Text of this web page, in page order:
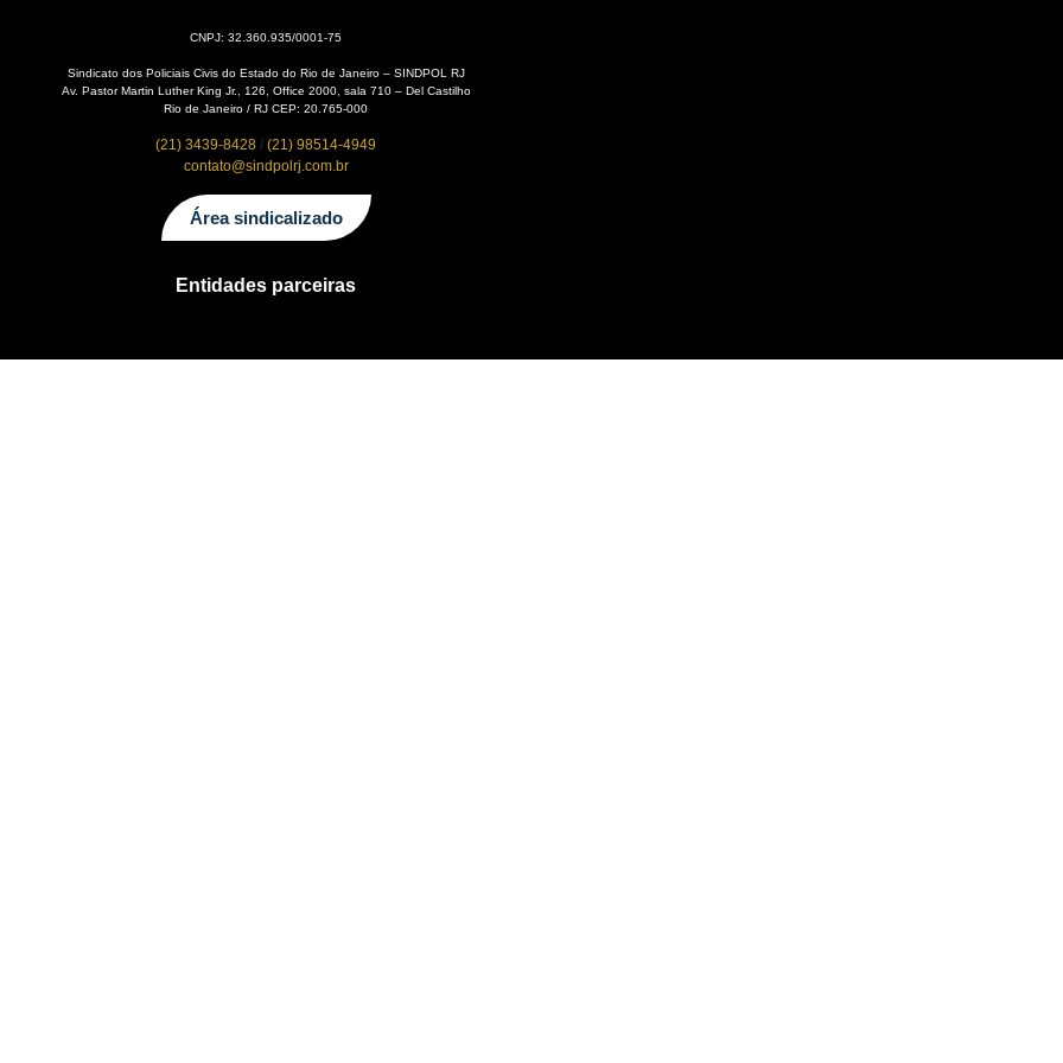
CNPJ: 32.360.935/0001-75
Sindicato dos Policiais Civis do Estado do Rio de Janeiro – SINDPOL RJ
Av. Pastor Martin Luther King Jr., 126, Office 2000, sala 710 – Del Castilho
Rio de Janeiro / RJ CEP: 20.765-000
(21) 3439-8428 / (21) 98514-4949
contato@sindpolrj.com.br
Área sindicalizado
Entidades parceiras